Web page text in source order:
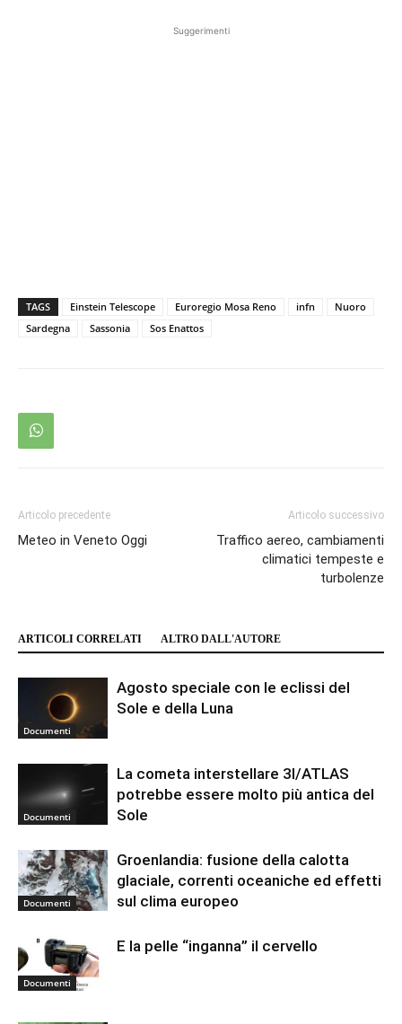
Suggerimenti
TAGS Einstein Telescope Euroregio Mosa Reno infn
Nuoro
Sardegna
Sassonia Sos Enattos
Articolo precedente
Meteo in Veneto Oggi
Articolo successivo
Traffico aereo, cambiamenti
climatici tempeste e
turbolenze
ARTICOLI CORRELATI ALTRO DALL'AUTORE
Documenti
Agosto speciale con le eclissi del
Sole e della Luna
Documenti
La cometa interstellare 3I/ATLAS
potrebbe essere molto più antica del
Sole
Documenti
Groenlandia: fusione della calotta
glaciale, correnti oceaniche ed effetti
sul clima europeo
Documenti
E la pelle “inganna” il cervello